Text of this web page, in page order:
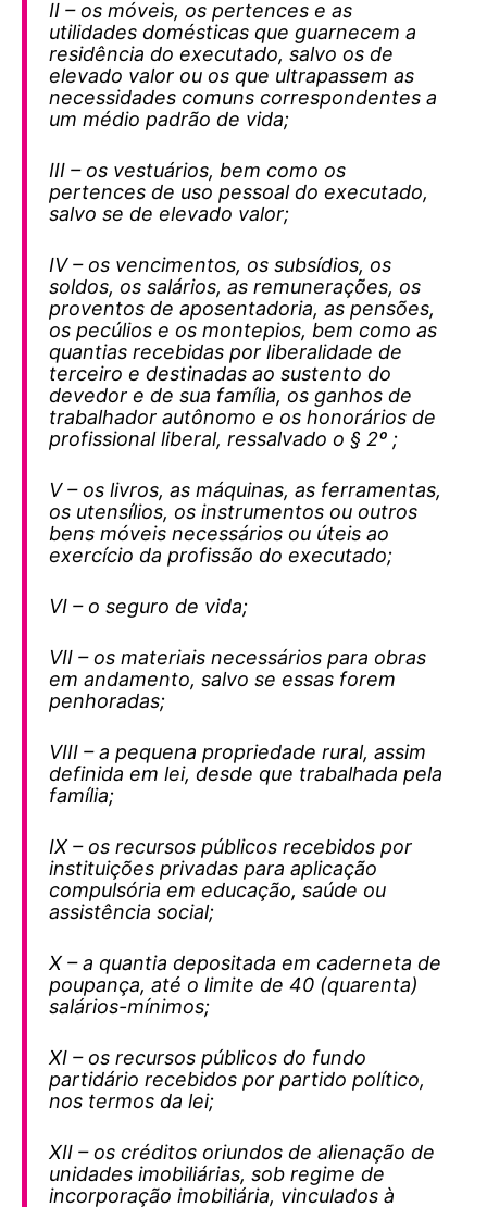
II – os móveis, os pertences e as
utilidades domésticas que guarnecem a
residência do executado, salvo os de
elevado valor ou os que ultrapassem as
necessidades comuns correspondentes a
um médio padrão de vida;
III – os vestuários, bem como os
pertences de uso pessoal do executado,
salvo se de elevado valor;
IV – os vencimentos, os subsídios, os
soldos, os salários, as remunerações, os
proventos de aposentadoria, as pensões,
os pecúlios e os montepios, bem como as
quantias recebidas por liberalidade de
terceiro e destinadas ao sustento do
devedor e de sua família, os ganhos de
trabalhador autônomo e os honorários de
profissional liberal, ressalvado o § 2º ;
V – os livros, as máquinas, as ferramentas,
os utensílios, os instrumentos ou outros
bens móveis necessários ou úteis ao
exercício da profissão do executado;
VI – o seguro de vida;
VII – os materiais necessários para obras
em andamento, salvo se essas forem
penhoradas;
VIII – a pequena propriedade rural, assim
definida em lei, desde que trabalhada pela
família;
IX – os recursos públicos recebidos por
instituições privadas para aplicação
compulsória em educação, saúde ou
assistência social;
X – a quantia depositada em caderneta de
poupança, até o limite de 40 (quarenta)
salários-mínimos;
XI – os recursos públicos do fundo
partidário recebidos por partido político,
nos termos da lei;
XII – os créditos oriundos de alienação de
unidades imobiliárias, sob regime de
incorporação imobiliária, vinculados à